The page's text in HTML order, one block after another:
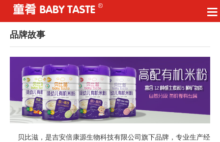
品牌故事
贝比滋，是吉安倍康源生物科技有限公司旗下品牌，专业生产经